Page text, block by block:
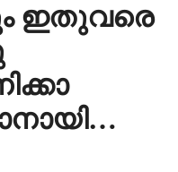
ഇതുവരെ